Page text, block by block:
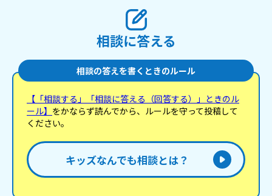
相談に答える
相談の答えを書くときのルール
【「相談する」「相談に答える（回答する）」ときのル
ール】 をかならず読んでから、ルールを守って投稿して
ください。
キッズなんでも相談とは？